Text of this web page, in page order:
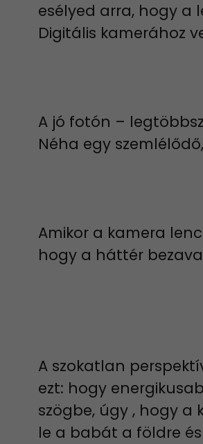
esélyed arra, hogy a
Digitális kamerához
A jó fotón –
Néha egy
Amikor a kamera
hogy a háttér
A szokatlan
ezt: hogy
szögbe, úgy , hogy a
le a babát a földre